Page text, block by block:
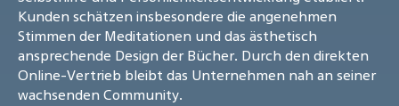
Kunden schätzen insbesondere die angenehmen
Stimmen der Meditationen und das ästhetisch
ansprechende Design der Bücher. Durch den direkten
Online-Vertrieb bleibt das Unternehmen nah an seiner
wachsenden Community.